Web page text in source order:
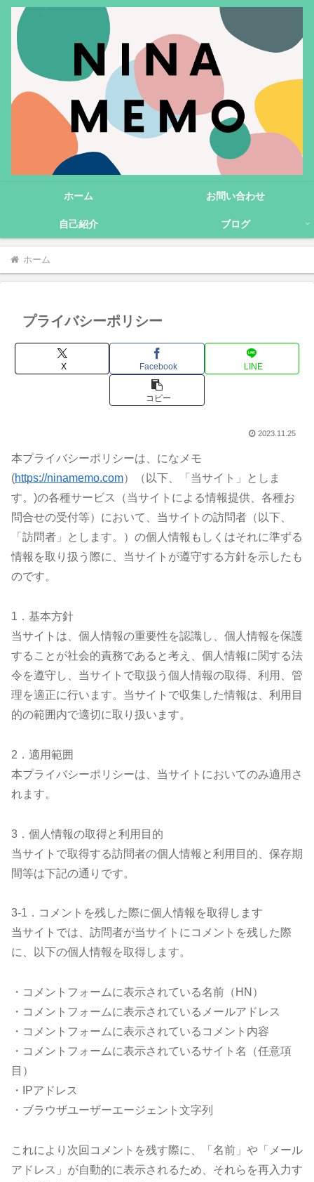
ホーム お問い合わせ
自己紹介 ブログ
ホーム
プライバシーポリシー
X Facebook LINE
コピー
2023.11.25
本プライバシーポリシーは、になメモ
(https://ninamemo.com）（以下、「当サイト」としま
す。)の各種サービス（当サイトによる情報提供、各種お
問合せの受付等）において、当サイトの訪問者（以下、
「訪問者」とします。）の個人情報もしくはそれに準ずる
情報を取り扱う際に、当サイトが遵守する方針を示したも
のです。
1．基本方針
当サイトは、個人情報の重要性を認識し、個人情報を保護
することが社会的責務であると考え、個人情報に関する法
令を遵守し、当サイトで取扱う個人情報の取得、利用、管
理を適正に行います。当サイトで収集した情報は、利用目
的の範囲内で適切に取り扱います。
2．適用範囲
本プライバシーポリシーは、当サイトにおいてのみ適用さ
れます。
3．個人情報の取得と利用目的
当サイトで取得する訪問者の個人情報と利用目的、保存期
間等は下記の通りです。
3-1．コメントを残した際に個人情報を取得します
当サイトでは、訪問者が当サイトにコメントを残した際
に、以下の個人情報を取得します。
・コメントフォームに表示されている名前（HN）
・コメントフォームに表示されているメールアドレス
・コメントフォームに表示されているコメント内容
・コメントフォームに表示されているサイト名（任意項
目）
・IPアドレス
・ブラウザユーザーエージェント文字列
これにより次回コメントを残す際に、「名前」や「メール
アドレス」が自動的に表示されるため、それらを再入力す